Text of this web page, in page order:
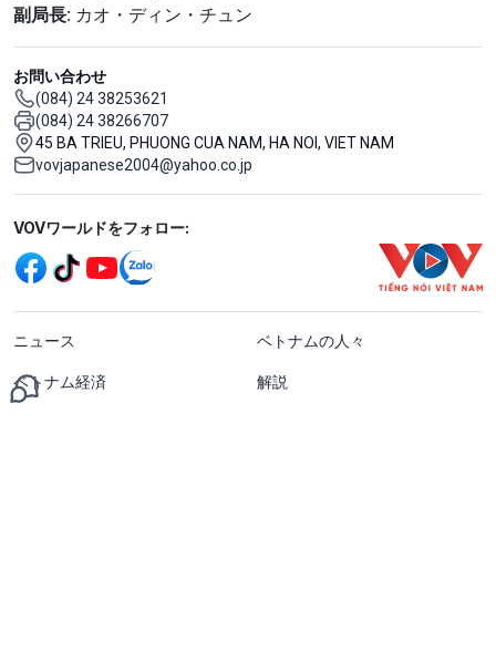
副局長: カオ・ディン・チュン
お問い合わせ
(084) 24 38253621
(084) 24 38266707
45 BA TRIEU, PHUONG CUA NAM, HA NOI, VIET NAM
vovjapanese2004@yahoo.co.jp
Mạng xã hội
VOVワールドをフォロー:
menu footer tiếng Nhật
ニュース ベトナムの人々
ベトナム経済 解説